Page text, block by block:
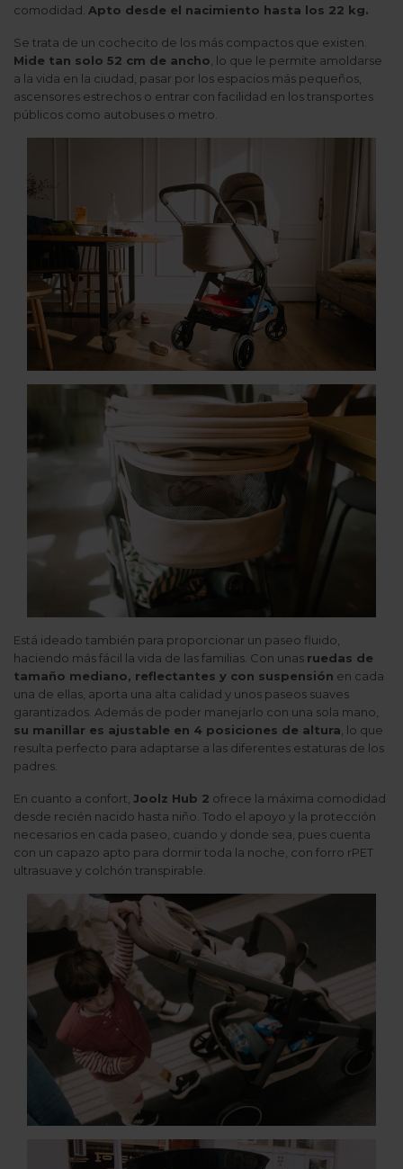
comodidad. Apto desde el nacimiento hasta los 22 kg.
Se trata de un cochecito de los más compactos que existen.
Mide tan solo 52 cm de ancho, lo que le permite amoldarse
a la vida en la ciudad, pasar por los espacios más pequeños,
ascensores estrechos o entrar con facilidad en los transportes
públicos como autobuses o metro.
Está ideado también para proporcionar un paseo fluido,
haciendo más fácil la vida de las familias. Con unas ruedas de
tamaño mediano, reflectantes y con suspensión en cada
una de ellas, aporta una alta calidad y unos paseos suaves
garantizados. Además de poder manejarlo con una sola mano,
su manillar es ajustable en 4 posiciones de altura , lo que
resulta perfecto para adaptarse a las diferentes estaturas de los
padres.
En cuanto a confort, Joolz Hub 2 ofrece la máxima comodidad
desde recién nacido hasta niño. Todo el apoyo y la protección
necesarios en cada paseo, cuando y donde sea, pues cuenta
con un capazo apto para dormir toda la noche, con forro rPET
ultrasuave y colchón transpirable.